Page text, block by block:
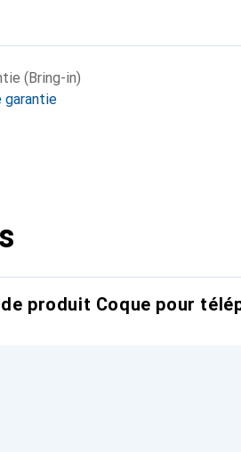
(Bring-in)
garantie
produit Coque pour